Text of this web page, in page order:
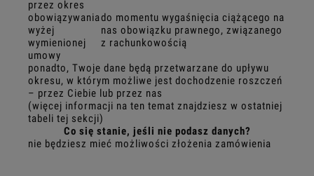
przez okres
obowiązywania
wyżej
wymienionej
umowy
do momentu wygaśnięcia ciążącego na
nas obowiązku prawnego, związanego
z rachunkowością
ponadto, Twoje dane będą przetwarzane do upływu
okresu, w którym możliwe jest dochodzenie roszczeń
– przez Ciebie lub przez nas
(więcej informacji na ten temat znajdziesz w ostatniej
tabeli tej sekcji)
Co się stanie, jeśli nie podasz danych?
nie będziesz mieć możliwości złożenia zamówienia